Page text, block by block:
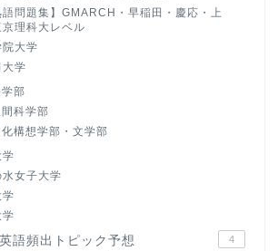
語問題集】GMARCH・早稲田・慶応・上
理科大レベル
大学
学
部
間科学部
構想学部・文学部
学
水女子大学
学
学
語頻出トピック予想 4